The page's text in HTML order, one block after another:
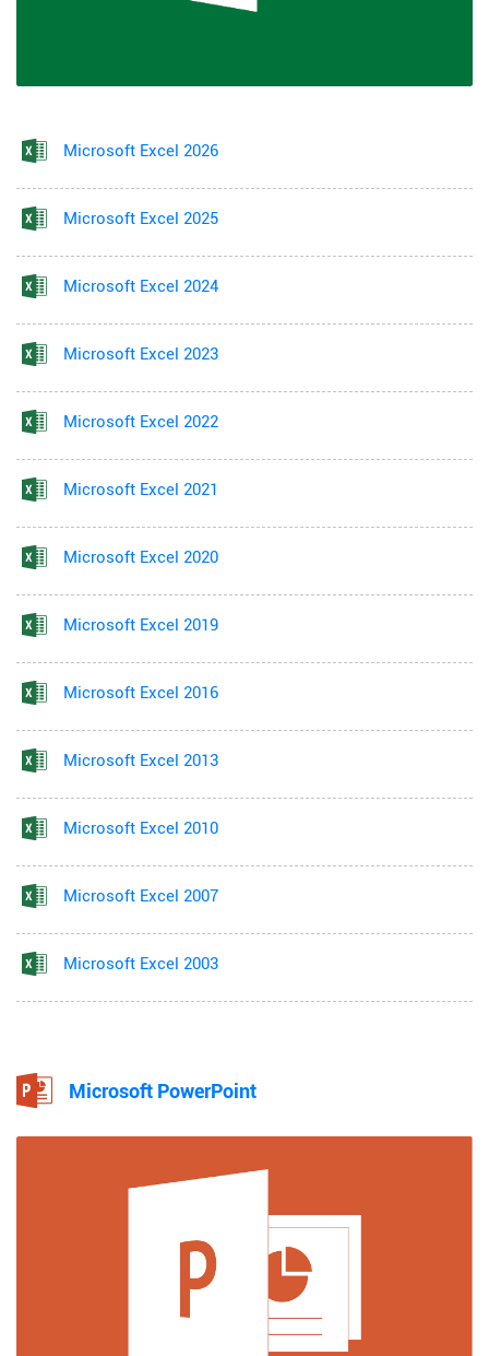
Microsoft Excel 2026
Microsoft Excel 2025
Microsoft Excel 2024
Microsoft Excel 2023
Microsoft Excel 2022
Microsoft Excel 2021
Microsoft Excel 2020
Microsoft Excel 2019
Microsoft Excel 2016
Microsoft Excel 2013
Microsoft Excel 2010
Microsoft Excel 2007
Microsoft Excel 2003
Microsoft PowerPoint